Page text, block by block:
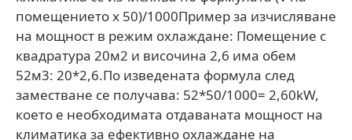
помещението х 50)/1000Пример за изчисляване
на мощност в режим охлаждане: Помещение с
квадратура 20м2 и височина 2,6 има обем
52м3: 20*2,6.По изведената формула след
заместване се получава: 52*50/1000= 2,60kW,
което е необходимата отдаваната мощност на
климатика за ефективно охлаждане на